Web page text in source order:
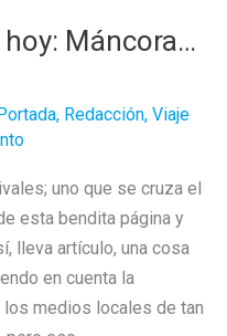
Máncora…
Portada, Redacción, Viaje
uno que se cruza el
esta bendita página y
lleva artículo, una cosa
en cuenta la
los medios locales de tan